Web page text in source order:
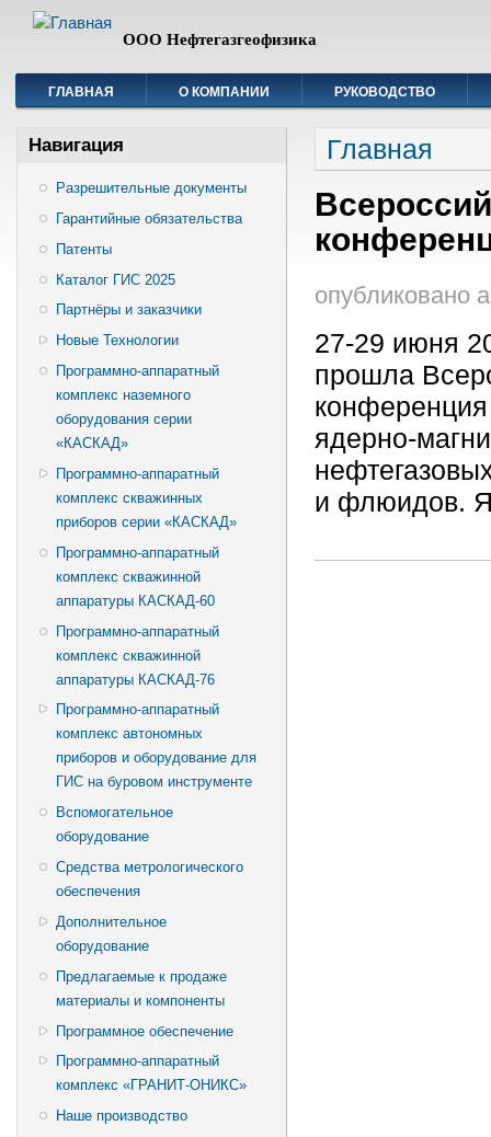
ООО Нефтегазгеофизика
ГЛАВНАЯ О КОМПАНИИ РУКОВОДСТВО
Навигация
Разрешительные документы
Гарантийные обязательства
Патенты
Каталог ГИС 2025
Партнёры и заказчики
Новые Технологии
Программно-аппаратный
комплекс наземного
оборудования серии
«КАСКАД»
Программно-аппаратный
комплекс скважинных
приборов серии «КАСКАД»
Программно-аппаратный
комплекс скважинной
аппаратуры КАСКАД-60
Программно-аппаратный
комплекс скважинной
аппаратуры КАСКАД-76
Программно-аппаратный
комплекс автономных
приборов и оборудование для
ГИС на буровом инструменте
Вспомогательное
оборудование
Средства метрологического
обеспечения
Дополнительное
оборудование
Предлагаемые к продаже
материалы и компоненты
Программное обеспечение
Программно-аппаратный
комплекс «ГРАНИТ-ОНИКС»
Наше производство
Вы здесь
Главная
опубликовано
27-29 июня
прошла
конференция
ядерно-
и флюидов.